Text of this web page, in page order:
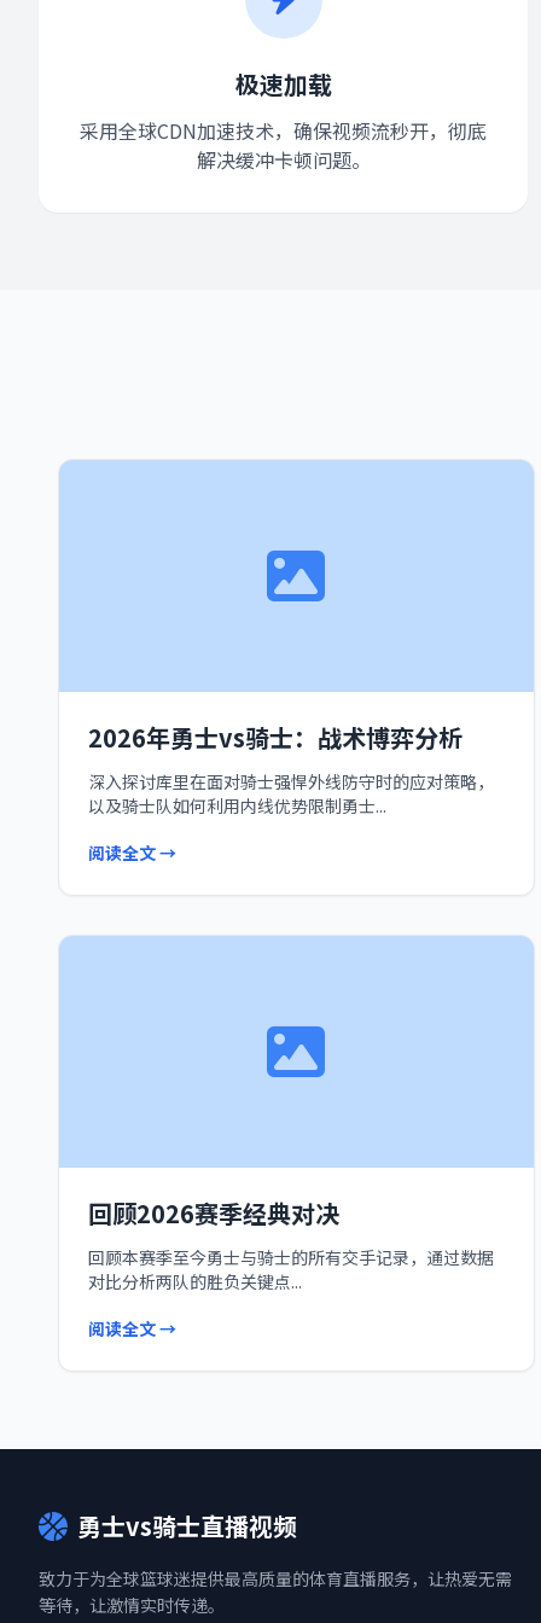
极速加载
采用全球CDN加速技术，确保视频流秒开，彻底
解决缓冲卡顿问题。
2026年勇士vs骑士：战术博弈分析
深入探讨库里在面对骑士强悍外线防守时的应对策略，
以及骑士队如何利用内线优势限制勇士...
阅读全文 →
回顾2026赛季经典对决
回顾本赛季至今勇士与骑士的所有交手记录，通过数据
对比分析两队的胜负关键点...
阅读全文 →
勇士vs骑士直播视频
致力于为全球篮球迷提供最高质量的体育直播服务，让热爱无需
等待，让激情实时传递。